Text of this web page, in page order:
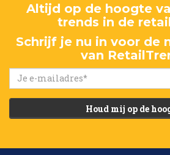
Altijd op de hoogte
trends in de
Schrijf je nu in voor de
van
Houd mij op de